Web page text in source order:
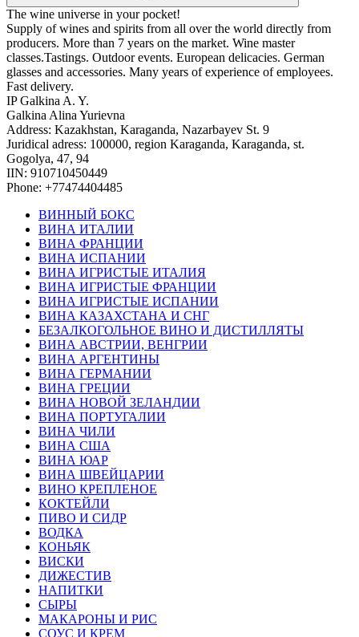
The wine universe in your pocket!
Supply of wines and spirits from all over the world directly from
producers. More than 7 years on the market. Wine master
classes.Tastings. Outdoor events. European delicacies. German
glasses and accessories. Many years of experience of employees.
Fast delivery.
IP Galkina A. Y.
Galkina Alina Yurievna
Address: Kazakhstan, Karaganda, Nazarbayev St. 9
Juridical adress: 100000, region Karaganda, Karaganda, st.
Gogolya, 47, 94
IIN: 910710450449
Phone: +77474404485
ВИННЫЙ БОКС
ВИНА ИТАЛИИ
ВИНА ФРАНЦИИ
ВИНА ИСПАНИИ
ВИНА ИГРИСТЫЕ ИТАЛИЯ
ВИНА ИГРИСТЫЕ ФРАНЦИИ
ВИНА ИГРИСТЫЕ ИСПАНИИ
ВИНА КАЗАХСТАНА И СНГ
БЕЗАЛКОГОЛЬНОЕ ВИНО И ДИСТИЛЛЯТЫ
ВИНА АВСТРИИ, ВЕНГРИИ
ВИНА АРГЕНТИНЫ
ВИНА ГЕРМАНИИ
ВИНА ГРЕЦИИ
ВИНА НОВОЙ ЗЕЛАНДИИ
ВИНА ПОРТУГАЛИИ
ВИНА ЧИЛИ
ВИНА США
ВИНА ЮАР
ВИНА ШВЕЙЦАРИИ
ВИНО КРЕПЛЕНОЕ
КОКТЕЙЛИ
ПИВО И СИДР
ВОДКА
КОНЬЯК
ВИСКИ
ДИЖЕСТИВ
НАПИТКИ
СЫРЫ
МАКАРОНЫ И РИС
СОУС И КРЕМ